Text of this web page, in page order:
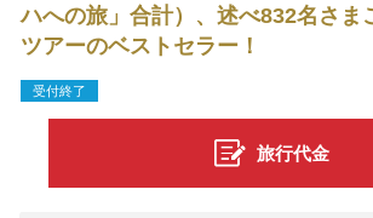
ハへの旅」合計）、述べ832名さま
ツアーのベストセラー！
受付終了
旅行代金